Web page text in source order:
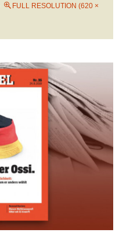
FULL RESOLUTION (620 ×